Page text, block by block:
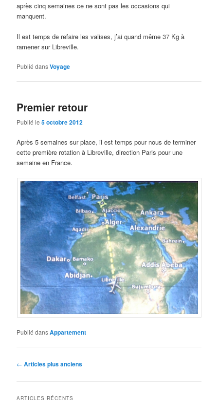
après cinq semaines ce ne sont pas les occasions qui
manquent.
Il est temps de refaire les valises, j’ai quand même 37 Kg à
ramener sur Libreville.
Publié dansVoyage
Premier retour
Publié le5 octobre 2012
Après 5 semaines sur place, il est temps pour nous de terminer
cette première rotation à Libreville, direction Paris pour une
semaine en France.
Publié dansAppartement
Navigation
articles
← Articles plus anciens
ARTICLES RÉCENTS